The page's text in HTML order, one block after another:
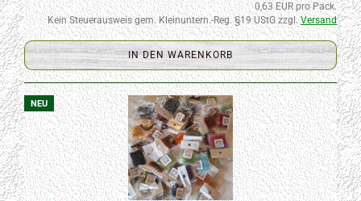
0,63 EUR pro Pack.
Kein Steuerausweis gem. Kleinuntern.-Reg. §19 UStG zzgl.Versand
IN DEN WARENKORB
NEU